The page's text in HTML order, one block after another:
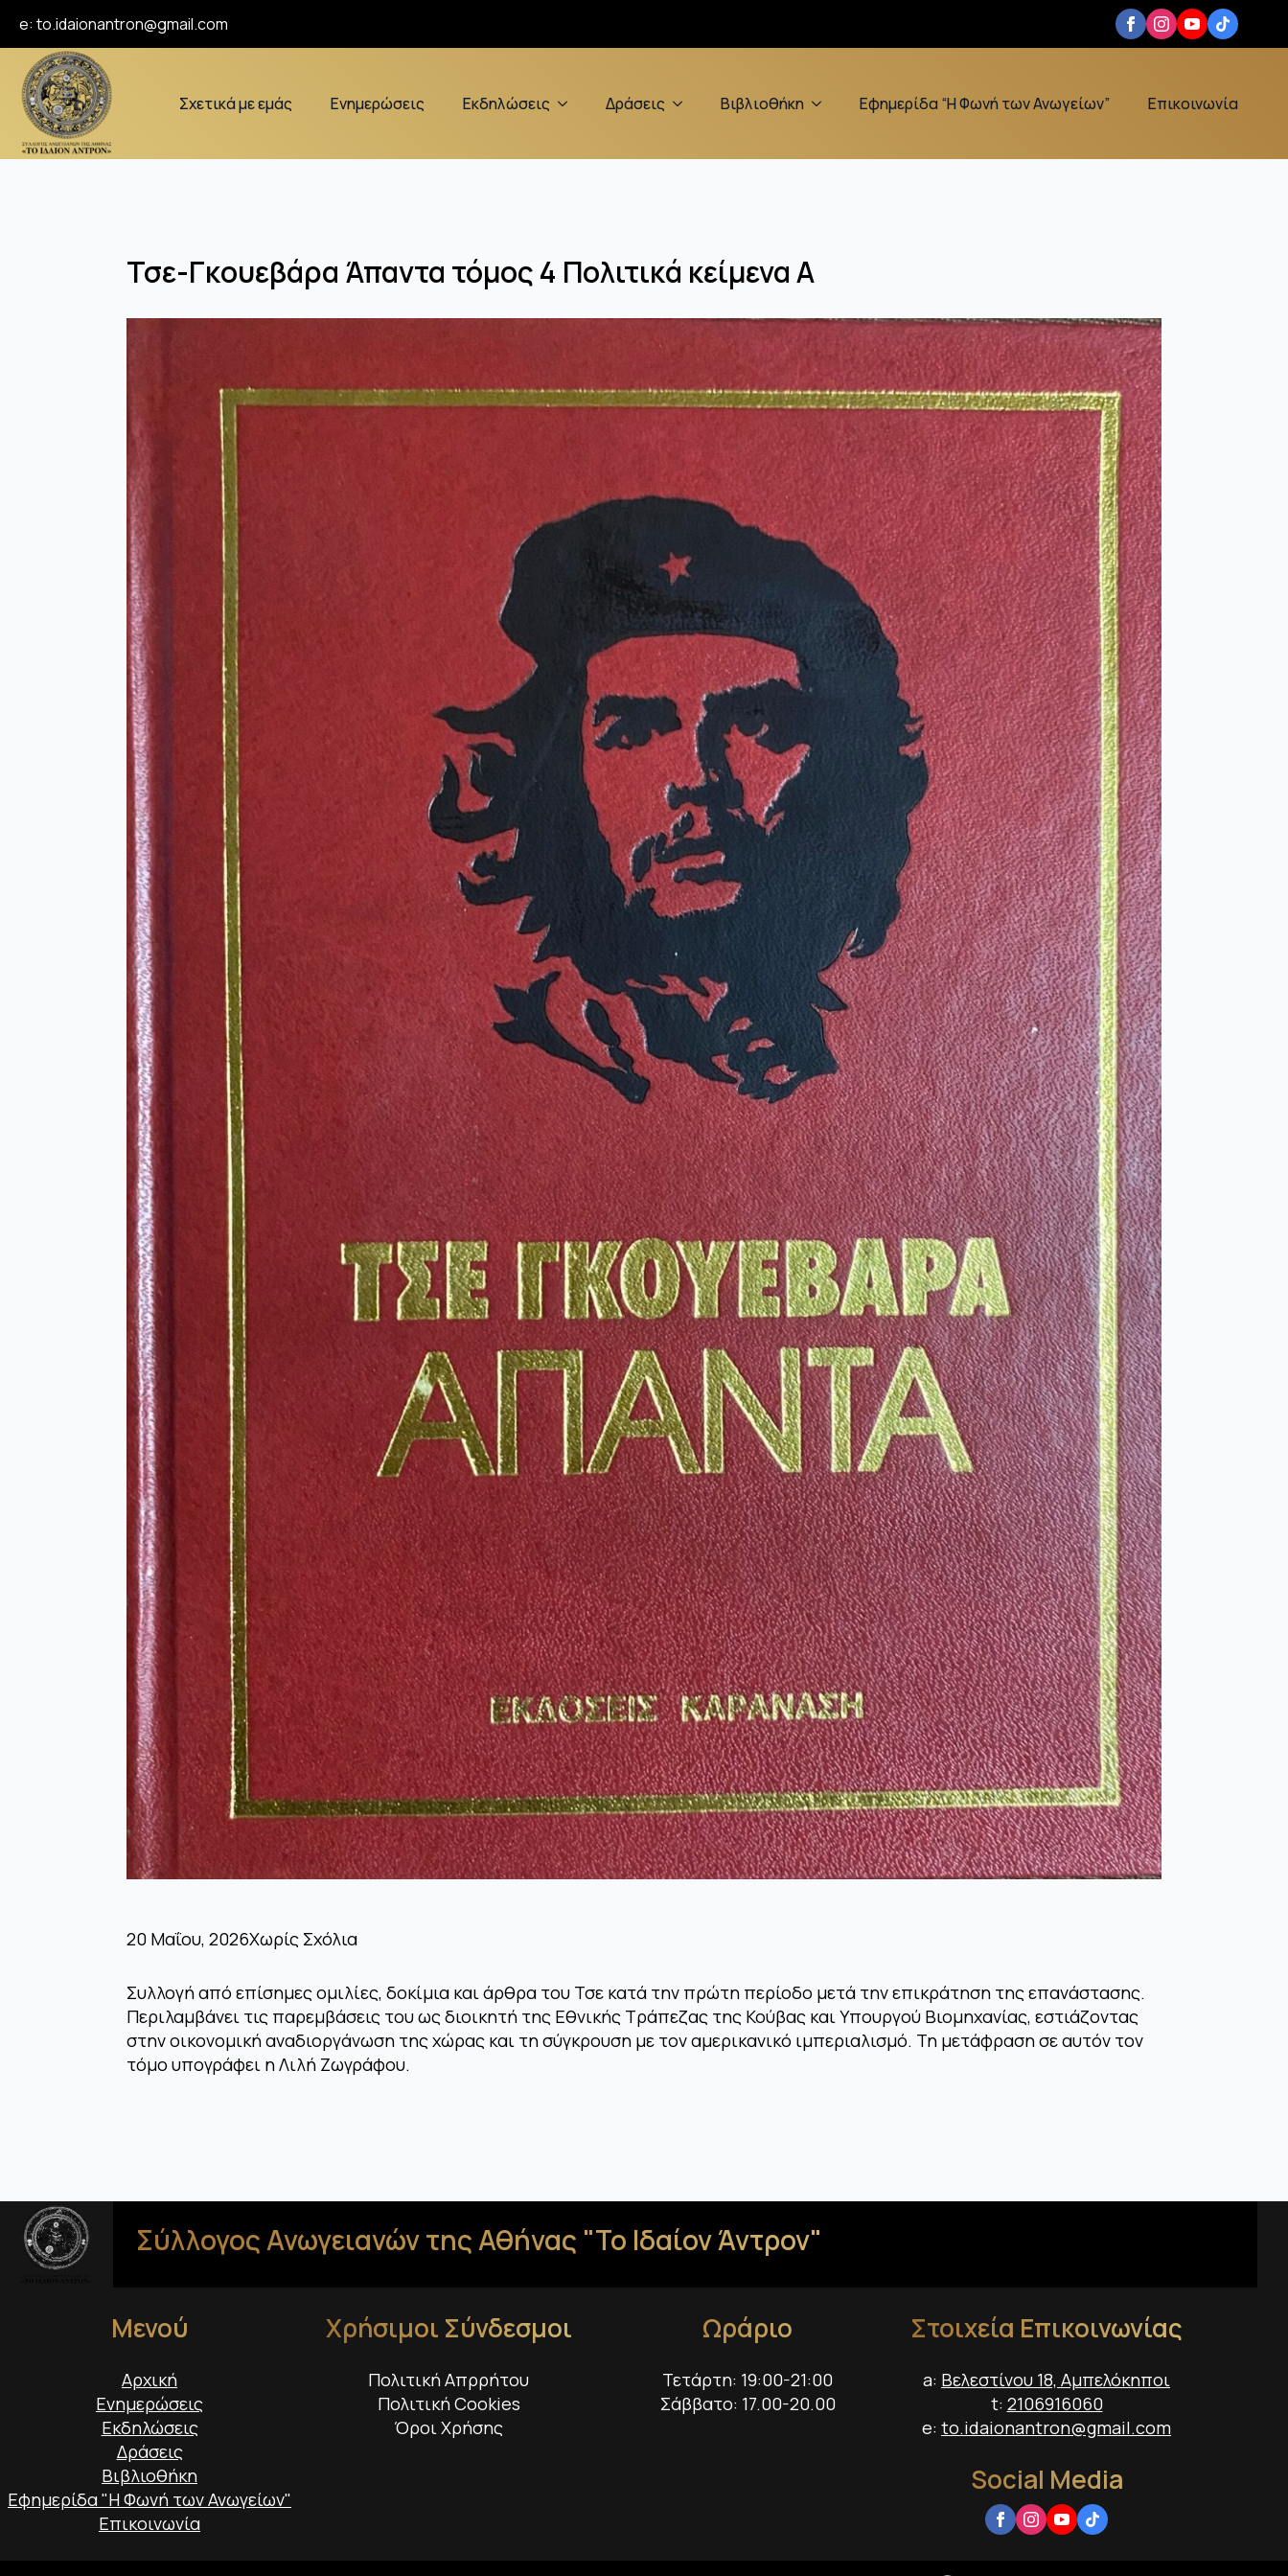
e:to.idaionantron@gmail.com
Σχετικά με εμάς Ενημερώσεις Εκδηλώσεις Δράσεις Βιβλιοθήκη Εφημερίδα “Η Φωνή των Ανωγείων” Επικοινωνία
Τσε-Γκουεβάρα Άπαντα τόμος 4 Πολιτικά κείμενα Α
20 Μαΐου, 2026Χωρίς Σχόλια
Συλλογή από επίσημες ομιλίες, δοκίμια και άρθρα του Τσε κατά την πρώτη περίοδο μετά την επικράτηση της επανάστασης.
Περιλαμβάνει τις παρεμβάσεις του ως διοικητή της Εθνικής Τράπεζας της Κούβας και Υπουργού Βιομηχανίας, εστιάζοντας
στην οικονομική αναδιοργάνωση της χώρας και τη σύγκρουση με τον αμερικανικό ιμπεριαλισμό. Τη μετάφραση σε αυτόν τον
τόμο υπογράφει η Λιλή Ζωγράφου.
Σύλλογος Ανωγειανών της Αθήνας "Το Ιδαίον Άντρον"
Μενού
Αρχική
Ενημερώσεις
Εκδηλώσεις
Δράσεις
Βιβλιοθήκη
Εφημερίδα "Η Φωνή των Ανωγείων"
Επικοινωνία
Χρήσιμοι Σύνδεσμοι
Πολιτική Απρρήτου
Πολιτική Cookies
Όροι Χρήσης
Ωράριο
Τετάρτη: 19:00-21:00
Σάββατο: 17.00-20.00
Στοιχεία Επικοινωνίας
a: Βελεστίνου 18, Αμπελόκηποι
t: 2106916060
e: to.idaionantron@gmail.com
Social Media